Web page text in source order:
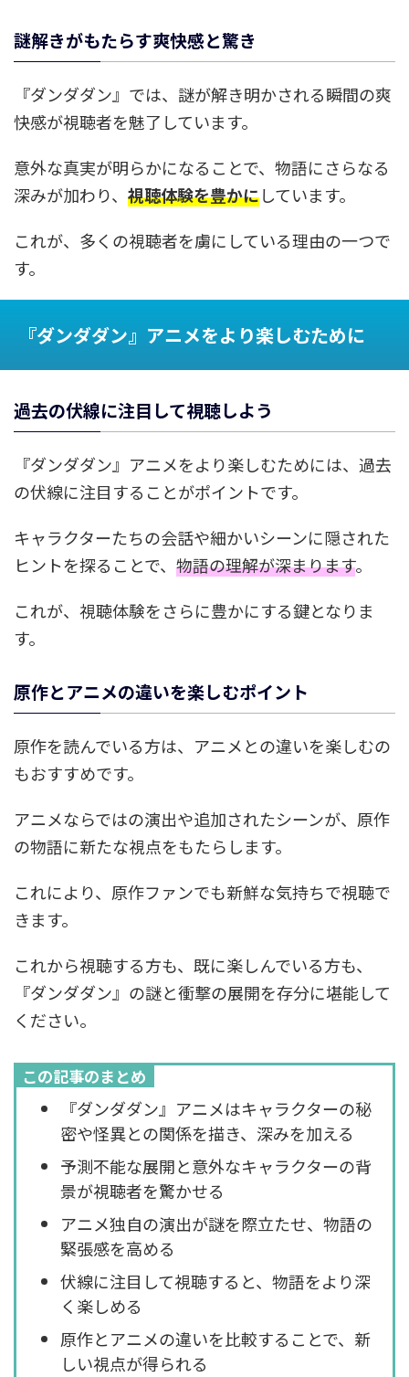
謎解きがもたらす爽快感と驚き
『ダンダダン』では、謎が解き明かされる瞬間の爽
快感が視聴者を魅了しています。
意外な真実が明らかになることで、物語にさらなる
深みが加わり、 視聴体験を豊かにしています。
これが、多くの視聴者を虜にしている理由の一つで
す。
『ダンダダン』アニメをより楽しむために
過去の伏線に注目して視聴しよう
『ダンダダン』アニメをより楽しむためには、過去
の伏線に注目することがポイントです。
キャラクターたちの会話や細かいシーンに隠された
ヒントを探ることで、 物語の理解が深まります。
これが、視聴体験をさらに豊かにする鍵となりま
す。
原作とアニメの違いを楽しむポイント
原作を読んでいる方は、アニメとの違いを楽しむの
もおすすめです。
アニメならではの演出や追加されたシーンが、原作
の物語に新たな視点をもたらします。
これにより、原作ファンでも新鮮な気持ちで視聴で
きます。
これから視聴する方も、既に楽しんでいる方も、
『ダンダダン』の謎と衝撃の展開を存分に堪能して
ください。
この記事のまとめ
『ダンダダン』アニメはキャラクターの秘
密や怪異との関係を描き、深みを加える
予測不能な展開と意外なキャラクターの背
景が視聴者を驚かせる
アニメ独自の演出が謎を際立たせ、物語の
緊張感を高める
伏線に注目して視聴すると、物語をより深
く楽しめる
原作とアニメの違いを比較することで、新
しい視点が得られる